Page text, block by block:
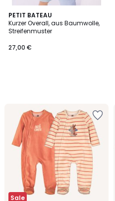
PETIT BATEAU
Kurzer Overall, aus Baumwolle,
Streifenmuster
27,00 €
Sale